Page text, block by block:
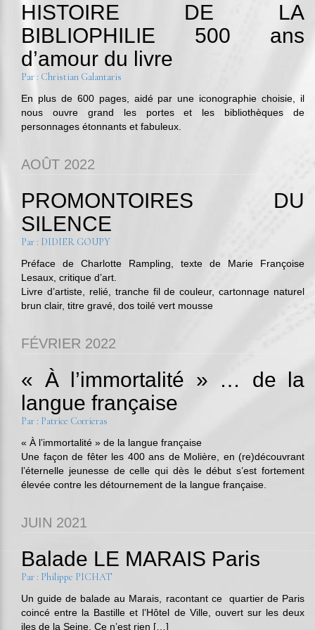
HISTOIRE DE LA
BIBLIOPHILIE 500 ans
d’amour du livre
Par : Christian Galantaris
En plus de 600 pages, aidé par une iconographie choisie, il
nous ouvre grand les portes et les bibliothèques de
personnages étonnants et fabuleux.
AOÛT 2022
PROMONTOIRES DU
SILENCE
Par : DIDIER GOUPY
Préface de Charlotte Rampling, texte de Marie Françoise
Lesaux, critique d’art.
Livre d’artiste, relié, tranche fil de couleur, cartonnage naturel
brun clair, titre gravé, dos toilé vert mousse
FÉVRIER 2022
« À l’immortalité » … de la
langue française
Par : Patrice Corrieras
« À l’immortalité » de la langue française
Une façon de fêter les 400 ans de Molière, en (re)découvrant
l’éternelle jeunesse de celle qui dès le début s’est fortement
élevée contre les détournement de la langue française.
JUIN 2021
Balade LE MARAIS Paris
Par : Philippe PICHAT
Un guide de balade au Marais, racontant ce quartier de Paris
coincé entre la Bastille et l’Hôtel de Ville, ouvert sur les deux
iles de la Seine. Ce n’est rien […]